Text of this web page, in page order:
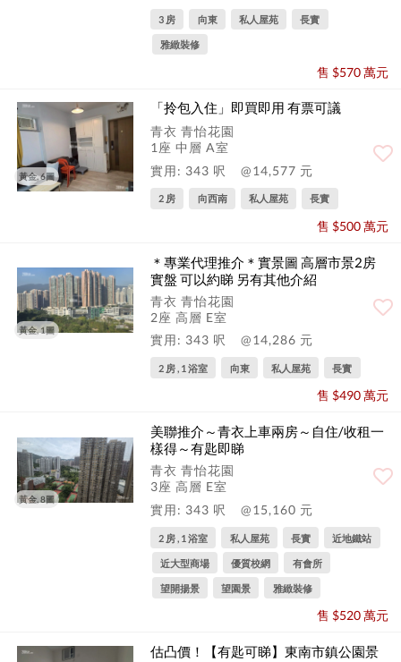
3 房 向東 私人屋苑 長實
雅緻裝修
售 $570 萬元
黃金, 6圖
「拎包入住」即買即用 有票可議
青衣 青怡花園
1座 中層 A室
實用: 343 呎
@14,577 元
2 房 向西南 私人屋苑 長實
售 $500 萬元
黃金, 1圖
＊專業代理推介＊實景圖 高層市景2房
實盤 可以約睇 另有其他介紹
青衣 青怡花園
2座 高層 E室
實用: 343 呎
@14,286 元
2 房 , 1 浴室 向東 私人屋苑 長實
售 $490 萬元
黃金, 8圖
美聯推介～青衣上車兩房～自住/收租一
樣得～有匙即睇
青衣 青怡花園
3座 高層 E室
實用: 343 呎
@15,160 元
2 房 , 1 浴室 私人屋苑 長實 近地鐵站
近大型商場 優質校網 有會所
望開揚景 望園景 雅緻裝修
售 $520 萬元
估凸價！【有匙可睇】東南市鎮公園景